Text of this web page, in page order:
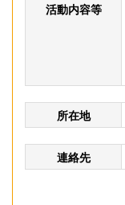
活動内容等
所在地
連絡先